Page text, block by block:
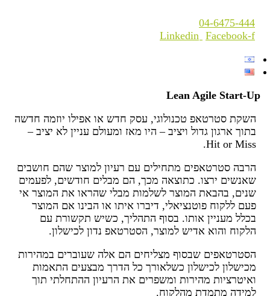
04-6475-444
Linkedin Facebook-f
Lean Agile Start-Up
השקת סטרטאפ טכנולוגי, עסק חדש או אפילו יוזמה חדשה
בתוך ארגון גדול ויציב – היו מאז ומעולם עניין לא יציב –
Hit or Miss.
הרבה סטרטאפים מתחילים עם רעיון למוצר שהם חושבים
שאנשים ירצו. כתוצאה מכך, הם מבלים חודשים, לפעמים
שנים, בהבאת המוצר לשלמות מבלי שהראו את המוצר אי
פעם ללקוח פוטנציאלי, דיברו איתו או הבינו אם המוצר
בכלל מעניין אותו. בסוף התהליך, כשיש תקשורת עם
הלקוח והוא אדיש למוצר, הסטרטאפ נדון לכישלון.
הסטרטאפים שבסוף מצליחים הם אלה שעוברים במהירות
מכישלון לכישלון כשלאורך כל הדרך מבצעים התאמות
ואיטרציות מהירות ומשפרים את הרעיון ההתחלתי תוך
למידה מתמדת מהלקוח.